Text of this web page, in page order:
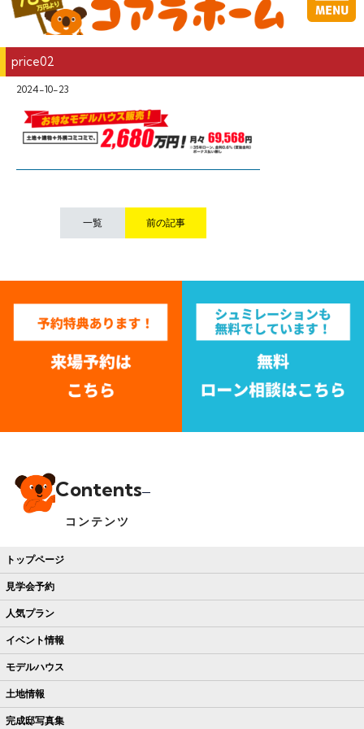
price02
2024-10-23
一覧 前の記事
Contents
コンテンツ
トップページ
見学会予約
人気プラン
イベント情報
モデルハウス
土地情報
完成邸写真集